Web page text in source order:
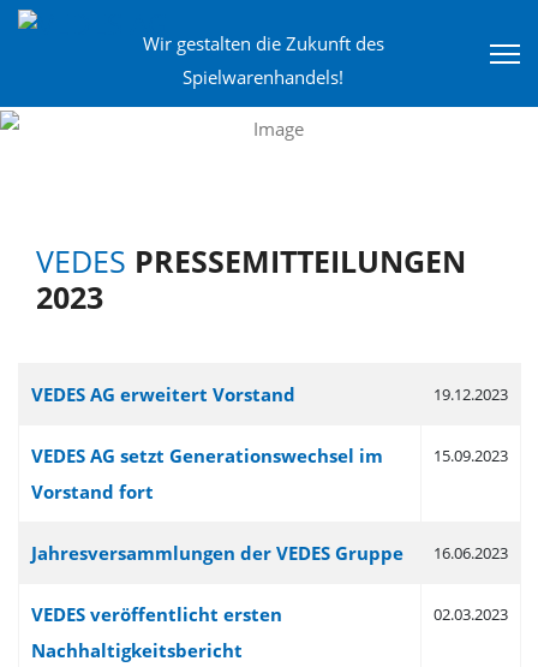
Wir gestalten die Zukunft des
Spielwarenhandels!
VEDES PRESSEMITTEILUNGEN
2023
Titel Veröffentlichungsdatum
VEDES AG erweitert Vorstand 19.12.2023
VEDES AG setzt Generationswechsel im
Vorstand fort
15.09.2023
Jahresversammlungen der VEDES Gruppe 16.06.2023
VEDES veröffentlicht ersten
Nachhaltigkeitsbericht
02.03.2023